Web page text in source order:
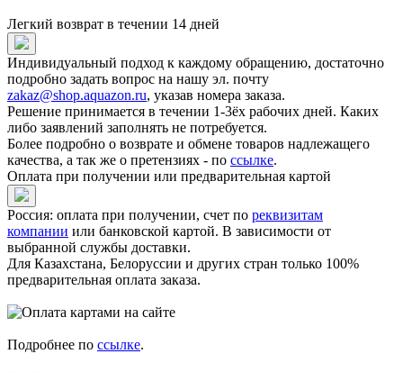
Легкий возврат в течении 14 дней
Индивидуальный подход к каждому обращению, достаточно
подробно задать вопрос на нашу эл. почту
zakaz@shop.aquazon.ru, указав номера заказа.
Решение принимается в течении 1-3ёх рабочих дней. Каких
либо заявлений заполнять не потребуется.
Более подробно о возврате и обмене товаров надлежащего
качества, а так же о претензиях - по ссылке.
Оплата при получении или предварительная картой
Россия: оплата при получении, счет по реквизитам
компании или банковской картой. В зависимости от
выбранной службы доставки.
Для Казахстана, Белоруссии и других стран только 100%
предварительная оплата заказа.
Подробнее по ссылке.